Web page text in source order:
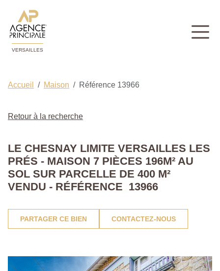
VERSAILLES
Accueil Maison Référence 13966
Retour à la recherche
LE CHESNAY LIMITE VERSAILLES LES
PRÉS - MAISON 7 PIÈCES 196M² AU
SOL SUR PARCELLE DE 400 M²
VENDU - RÉFÉRENCE 13966
PARTAGER CE BIEN CONTACTEZ-NOUS